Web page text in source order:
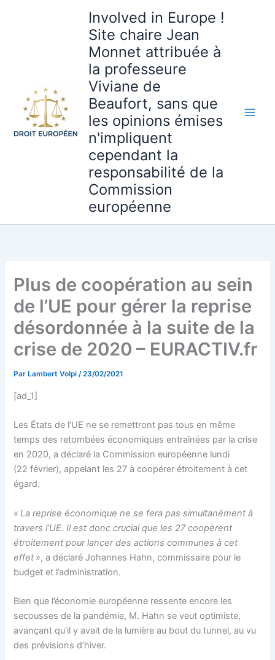
Involved in Europe !
Site chaire Jean
Monnet attribuée à
la professeure
Viviane de
Beaufort, sans que
les opinions émises
n'impliquent
cependant la
responsabilité de la
Commission
européenne
Plus de coopération au sein
de l’UE pour gérer la reprise
désordonnée à la suite de la
crise de 2020 – EURACTIV.fr
Par Lambert Volpi/23/02/2021
[ad_1]
Les États de l’UE ne se remettront pas tous en même
temps des retombées économiques entraînées par la crise
en 2020, a déclaré la Commission européenne lundi
(22 février), appelant les 27 à coopérer étroitement à cet
égard.
«La reprise économique ne se fera pas simultanément à
travers l’UE. Il est donc crucial que les 27 coopèrent
étroitement pour lancer des actions communes à cet
effet », a déclaré Johannes Hahn, commissaire pour le
budget et l’administration.
Bien que l’économie européenne ressente encore les
secousses de la pandémie, M. Hahn se veut optimiste,
avançant qu’il y avait de la lumière au bout du tunnel, au vu
des prévisions d’hiver.